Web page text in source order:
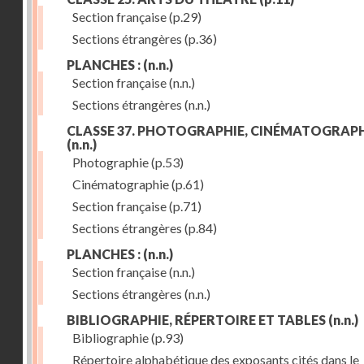
Section française(p.29)
Sections étrangères (p.36)
PLANCHES : (n.n.)
Section française(n.n.)
Sections étrangères (n.n.)
CLASSE 37. PHOTOGRAPHIE,
(n.n.)
Photographie(p.53)
Cinématographie(p.61)
Section française(p.71)
Sections étrangères (p.84)
PLANCHES : (n.n.)
Section française(n.n.)
Sections étrangères (n.n.)
BIBLIOGRAPHIE, RÉPERTOIRE ET TABLES (n.n.)
Bibliographie(p.93)
Répertoire alphabétique des exposants cités dans le